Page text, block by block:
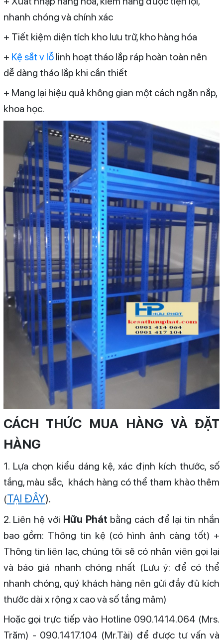
nhanh chóng và chính xác
+ Tiết kiệm diện tích kho lưu trữ, kho hàng hóa
+ Kệ sắt v lỗlinh hoạt tháo lắp ráp hoàn toàn nên
dễ dàng tháo lắp khi cần thiết
+ Mang lại hiệu quả không gian một cách ngăn nắp,
khoa học.
CÁCH THỨC MUA HÀNG VÀ ĐẶT
HÀNG
1. Lựa chọn kiểu dáng kệ, xác định kích thước, số
tầng, màu sắc, khách hàng có thể tham khào thêm
(TẠI ĐÂY).
2. Liên hệ với Hữu Phát bằng cách để lại tin nhắn
bao gồm: Thông tin kệ (có hình ảnh càng tốt) +
Thông tin liên lạc, chúng tôi sẽ có nhân viên gọi lại
và báo giá nhanh chóng nhất (Lưu ý: để có thể
nhanh chóng, quý khách hàng nên gửi đầy đủ kích
thước dài x rộng x cao và số tầng mâm)
Hoặc gọi trực tiếp vào Hotline 090.1414.064 (Mrs.
Trăm) - 090.1417.104 (Mr.Tài) để được tư vấn và